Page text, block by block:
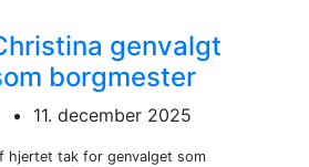
genvalgt
borgmester
11. december 2025
hjertet tak for genvalget som